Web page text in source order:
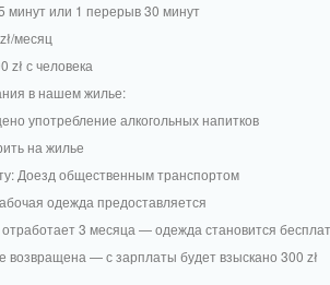
минут или 1 перерыв 30 минут
месяц
с человека
в нашем жилье:
употребление алкогольных напитков
на жилье
Доезд общественным транспортом
одежда предоставляется
отработает 3 месяца — одежда становится
возвращена — с зарплаты будет взыскано 300 zł